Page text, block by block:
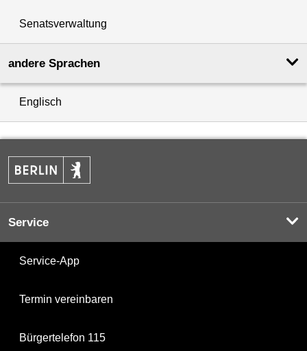
Senatsverwaltung
andere Sprachen
Englisch
Service
Service-App
Termin vereinbaren
Bürgertelefon 115